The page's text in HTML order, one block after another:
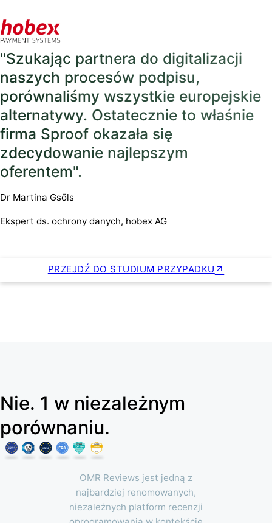
"Szukając partnera do digitalizacji
naszych procesów podpisu,
porównaliśmy wszystkie europejskie
alternatywy. Ostatecznie to właśnie
firma Sproof okazała się
zdecydowanie najlepszym
oferentem".
Dr Martina Gsöls
Ekspert ds. ochrony danych, hobex AG
PRZEJDŹ DO STUDIUM PRZYPADKU
Nie. 1 w niezależnym
porównaniu.
OMR Reviews jest jedną z
najbardziej renomowanych,
niezależnych platform recenzji